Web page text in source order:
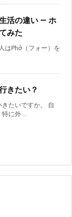
活の違い ― ホ
みた
はPhở（フォー）を
きたい？
たいですか。 自
に外 ...